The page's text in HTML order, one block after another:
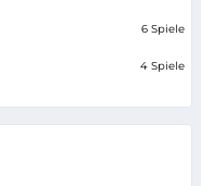
6 Spiele
4 Spiele